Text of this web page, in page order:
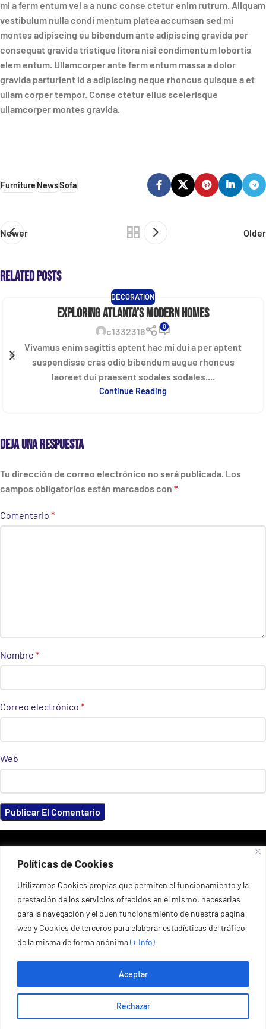
Políticas de Cookies
Utilizamos Cookies propias que permiten el funcionamiento y la
prestación de los servicios ofrecidos en el mismo, necesarias
para la navegación y el buen funcionamiento de nuestra página
web y Cookies de terceros para elaborar estadísticas del tráfico
de la misma de forma anónima(+ Info)
Rechazar
Aceptar
mi a ferm entum vel a a nunc conse ctetur enim rutrum. Aliquam
vestibulum nulla condi mentum platea accumsan sed mi
montes adipiscing eu bibendum ante adipiscing gravida per
consequat gravida tristique litora nisi condimentum lobortis
elem entum. Ullamcorper ante ferm entum massa a dolor
gravida parturient id a adipiscing neque rhoncus quisque a et
ullam corper tempor. Conse ctetur ellus scelerisque
ullamcorper montes gravida.
FurnitureNewsSofa
Newer Older
Related Posts
DECORATION
Exploring Atlanta’s modern homes
c1332318 0
Vivamus enim sagittis aptent hac mi dui a per aptent
suspendisse cras odio bibendum augue rhoncus
laoreet dui praesent sodales sodales....
Continue Reading
Deja una respuesta
Tu dirección de correo electrónico no será publicada. Los
campos obligatorios están marcados con *
Comentario *
Nombre *
Correo electrónico *
Web
DATOS DE CONTACTO
Port esportiu del Masnou, 53, 08320 El Masnou, Barcelona,
+34 935 55 67 03
+34 653 67 75 54
Copyright © 2024 Volvo Masnou